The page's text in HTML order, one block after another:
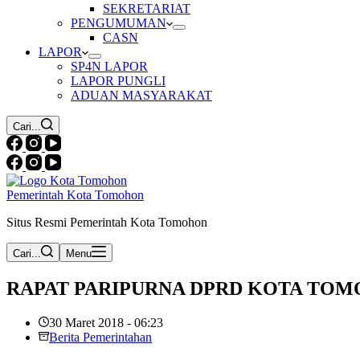
SEKRETARIAT
PENGUMUMAN
CASN
LAPOR
SP4N LAPOR
LAPOR PUNGLI
ADUAN MASYARAKAT
Cari...
Pemerintah Kota Tomohon
Situs Resmi Pemerintah Kota Tomohon
Cari... Menu
RAPAT PARIPURNA DPRD KOTA
30 Maret 2018 - 06:23
Berita Pemerintahan